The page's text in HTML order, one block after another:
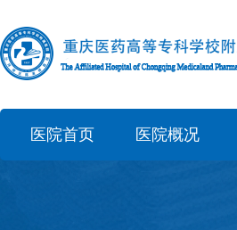
医院首页 医院概况